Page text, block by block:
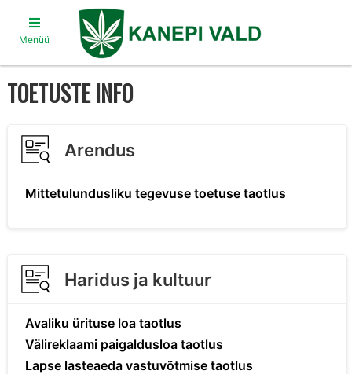
Menüü
TOETUSTE INFO
Arendus
Mittetulundusliku tegevuse toetuse taotlus
Haridus ja kultuur
Avaliku ürituse loa taotlus
Välireklaami paigaldusloa taotlus
Lapse lasteaeda vastuvõtmise taotlus